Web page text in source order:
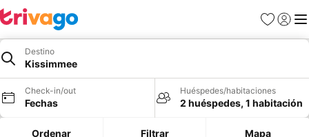
Favoritos
Iniciar
Destino
Kissimmee
Check-in/out
Fechas
Huéspedes/habitaciones
2 huéspedes, 1 habitación
Ordenar Filtrar Mapa